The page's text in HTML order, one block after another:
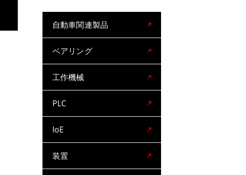
自動車関連製品
ベアリング
工作機械
PLC
IoE
装置